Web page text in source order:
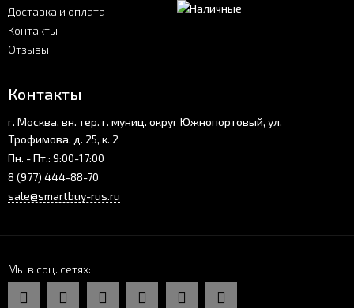
Доставка и оплата
Контакты
Отзывы
Контакты
г. Москва, вн. тер. г. муниц. округ Южнопортовый, ул.
Трофимова, д. 25, к. 2
Пн. - Пт.: 9:00-17:00
8 (977) 444-88-70
sale@smartbuy-rus.ru
Мы в соц. сетях